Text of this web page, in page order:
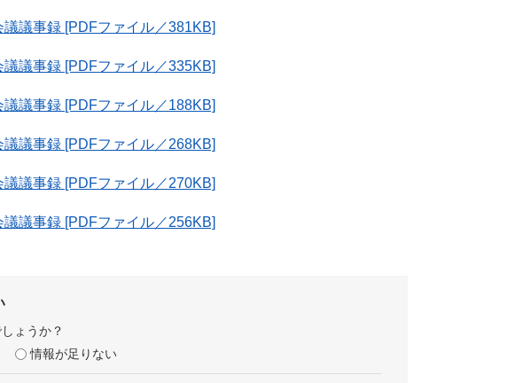
議事録 [PDFファイル／381KB]
議事録 [PDFファイル／335KB]
議事録 [PDFファイル／188KB]
議事録 [PDFファイル／268KB]
議事録 [PDFファイル／270KB]
議事録 [PDFファイル／256KB]
ょうか？
情報が足りない